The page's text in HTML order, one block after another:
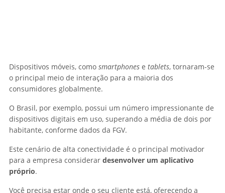
Dispositivos móveis, como smartphones e tablets, tornaram-se
o principal meio de interação para a maioria dos
consumidores globalmente.
O Brasil, por exemplo, possui um número impressionante de
dispositivos digitais em uso, superando a média de dois por
habitante, conforme dados da FGV.
Este cenário de alta conectividade é o principal motivador
para a empresa considerar desenvolver um aplicativo
próprio.
Você precisa estar onde o seu cliente está, oferecendo a